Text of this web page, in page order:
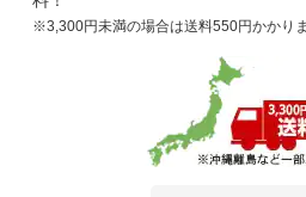
購入確認済み
会議室で使用しておりますが、今ま
※3,300円未満の場合は送料550円かかりま